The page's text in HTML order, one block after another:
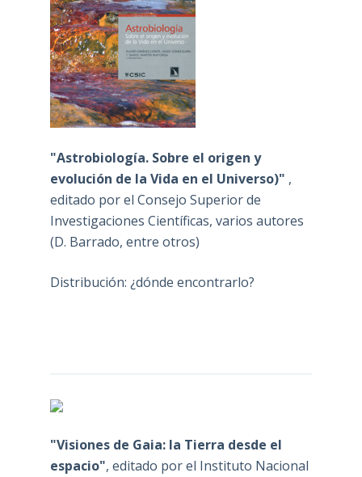
"Astrobiología. Sobre el origen y
evolución de la Vida en el Universo)" ,
editado por el Consejo Superior de
Investigaciones Científicas, varios autores
(D. Barrado, entre otros)
Distribución: ¿dónde encontrarlo?
"Visiones de Gaia: la Tierra desde el
espacio", editado por el Instituto Nacional